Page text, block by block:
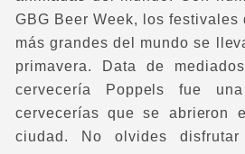
GBG Beer Week, los festivales
más grandes del mundo se
primavera. Data de
cervecería Poppels fue
cervecerías que se abrieron
ciudad. No olvides